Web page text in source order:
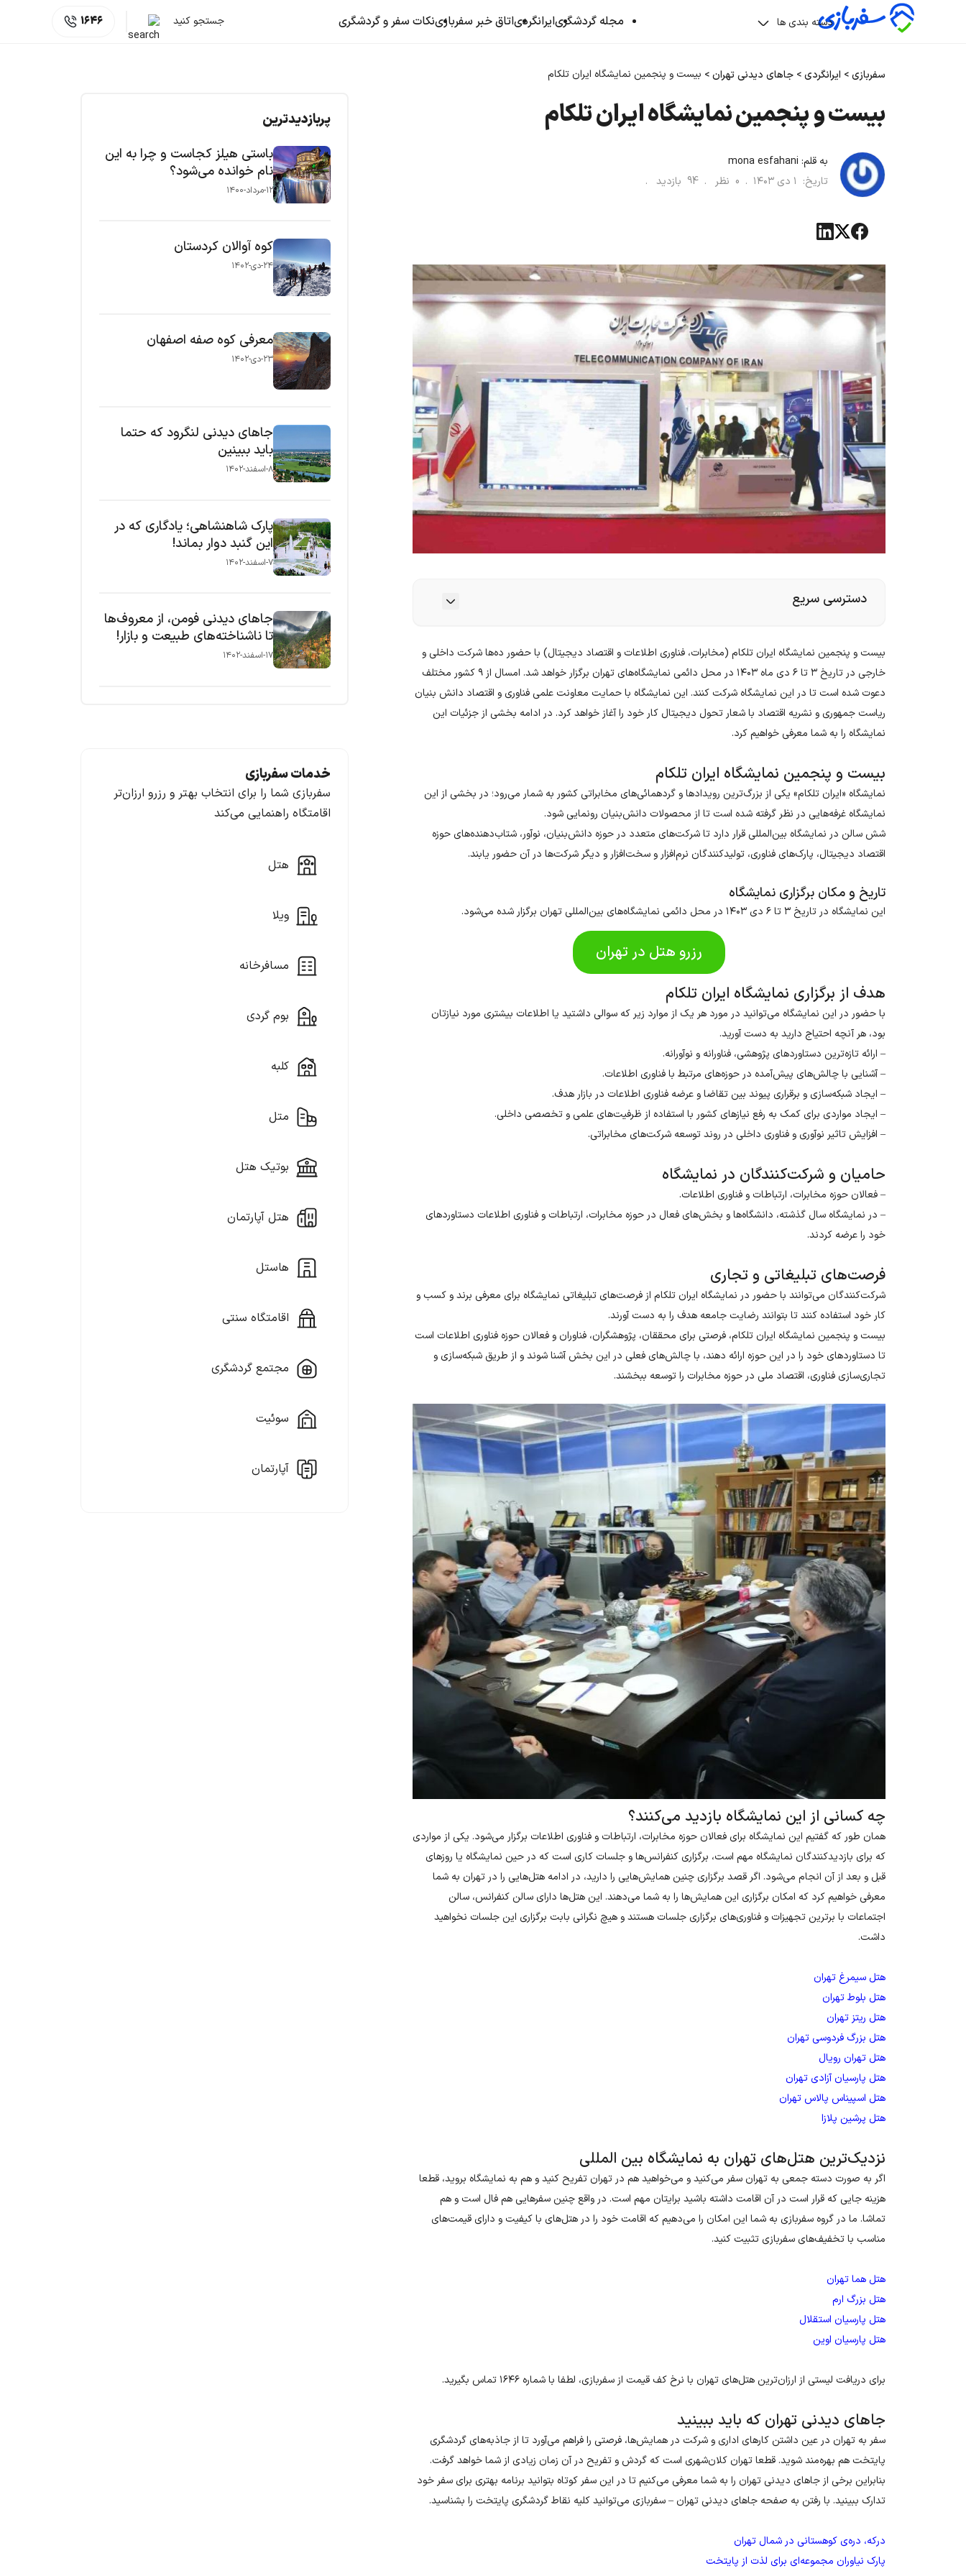
دسته بندی ها مجله گردشگریایرانگردیاتاق خبر سفربازینکات سفر و گردشگری جستجو کنید 1646
سفربازی> ایرانگردی> جاهای دیدنی تهران> بیست و پنجمین نمایشگاه ایران تلکام
بیست و پنجمین نمایشگاه ایران تلکام
به قلم: mona esfahani
تاریخ: ۱ دی ۱۴۰۳ .
0 نظر . 94 بازدید .
دسترسی سریع
بیست و پنجمین نمایشگاه ایران تلکام (مخابرات، فناوری اطلاعات و اقتصاد دیجیتال) با حضور ده‌ها شرکت‌ داخلی و
خارجی در تاریخ ۳ تا ۶ دی ماه ۱۴۰۳ در محل دائمی نمایشگاه‌های تهران برگزار خواهد شد. امسال از ۹ کشور مختلف
دعوت شده است تا در این نمایشگاه شرکت کنند. این نمایشگاه با حمایت معاونت علمی فناوری و اقتصاد دانش بنیان
ریاست جمهوری و نشریه اقتصاد با شعار تحول دیجیتال کار خود را آغاز خواهد کرد. در ادامه بخشی از جزئیات این
نمایشگاه را به شما معرفی خواهیم کرد.
بیست و پنجمین نمایشگاه ایران تلکام
نمایشگاه «ایران تلکام» یکی از بزرگ‌ترین رویدادها و گردهمائی‌های مخابراتی کشور به شمار می‌رود؛ در بخشی از این
نمایشگاه غرفه‌هایی در نظر گرفته شده است تا از محصولات دانش‌بنیان رونمایی شود.
شش سالن در نمایشگاه بین‌المللی قرار دارد تا شرکت‌های متعدد در حوزه دانش‌بنیان، نوآور، شتاب‌دهنده‌های حوزه
اقتصاد دیجیتال، پارک‌های فناوری، تولیدکنندگان نرم‌افزار و سخت‌افزار و دیگر شرکت‌ها در آن حضور یابند.
تاریخ و مکان برگزاری نمایشگاه
این نمایشگاه در تاریخ ۳ تا ۶ دی ۱۴۰۳ در محل دائمی نمایشگاه‌های بین‌المللی تهران برگزار شده می‌شود.
رزرو هتل در تهران
هدف از برگزاری نمایشگاه ایران تلکام
با حضور در این نمایشگاه می‌توانید در مورد هر یک از موارد زیر که سوالی داشتید یا اطلاعات بیشتری مورد نیازتان
بود، هر آنچه احتیاج دارید به دست آورید.
– ارائه تازه‌ترین دستاوردهای پژوهشی، فناورانه و نوآورانه.
– آشنایی با چالش‌های پیش‌آمده در حوزه‌های مرتبط با فناوری اطلاعات.
– ایجاد شبکه‌سازی و برقراری پیوند بین تقاضا و عرضه فناوری اطلاعات در بازار هدف.
– ایجاد مواردی برای کمک به رفع نیازهای کشور با استفاده از ظرفیت‌های علمی و تخصصی داخلی.
– افزایش تاثیر نوآوری و فناوری داخلی در روند توسعه شرکت‌های مخابراتی.
حامیان و شرکت‌کنندگان در نمایشگاه
– فعالان حوزه مخابرات، ارتباطات و فناوری اطلاعات.
– در نمایشگاه سال گذشته، دانشگاه‌ها و بخش‌های فعال در حوزه مخابرات، ارتباطات و فناوری اطلاعات دستاوردهای
خود را عرضه کردند.
فرصت‌های تبلیغاتی و تجاری
شرکت‌کنندگان می‌توانند با حضور در نمایشگاه ایران تلکام از فرصت‌های تبلیغاتی نمایشگاه برای معرفی برند و کسب و
کار خود استفاده کنند تا بتوانند رضایت جامعه هدف را به دست آورند.
بیست و پنجمین نمایشگاه ایران تلکام، فرصتی برای محققان، پژوهشگران، فناوران و فعالان حوزه فناوری اطلاعات است
تا دستاوردهای خود را در این حوزه ارائه دهند، با چالش‌های فعلی در این بخش آشنا شوند و از طریق شبکه‌سازی و
تجاری‌سازی فناوری، اقتصاد ملی در حوزه مخابرات را توسعه ببخشند.
چه کسانی از این نمایشگاه بازدید می‌کنند؟
همان طور که گفتیم این نمایشگاه برای فعالان حوزه مخابرات، ارتباطات و فناوری اطلاعات برگزار می‌شود. یکی از مواردی
که برای بازدیدکنندگان نمایشگاه مهم است، برگزاری کنفرانس‌ها و جلسات کاری است که در حین نمایشگاه یا روزهای
قبل و بعد از آن انجام می‌شود. اگر قصد برگزاری چنین همایش‌هایی را دارید، در ادامه هتل‌هایی را در تهران به شما
معرفی خواهیم کرد که امکان برگزاری این همایش‌ها را به شما می‌دهند. این هتل‌ها دارای سالن کنفرانس، سالن
اجتماعات با برترین تجهیزات و فناوری‌های برگزاری جلسات هستند و هیچ نگرانی بابت برگزاری این جلسات نخواهید
داشت.
هتل سیمرغ تهران
هتل بلوط تهران
هتل ریتز تهران
هتل بزرگ فردوسی تهران
هتل تهران رویال
هتل پارسیان آزادی تهران
هتل اسپیناس پالاس تهران
هتل پرشین پلازا
نزدیک‌ترین هتل‌های تهران به نمایشگاه بین المللی
اگر به صورت دسته جمعی به تهران سفر می‌کنید و می‌خواهید هم در تهران تفریح کنید و هم به نمایشگاه بروید، قطعا
هزینه جایی که قرار است در آن اقامت داشته باشید برایتان مهم است. در واقع چنین سفرهایی هم فال است و هم
تماشا. ما در گروه سفربازی به شما این امکان را می‌دهیم که اقامت خود را در هتل‌های با کیفیت و دارای قیمت‌های
مناسب با تخفیف‌های سفربازی تثبیت کنید.
هتل هما تهران
هتل بزرگ ارم
هتل پارسیان استقلال
هتل پارسیان اوین
برای دریافت لیستی از ارزان‌ترین هتل‌های تهران با نرخ کف قیمت از سفربازی، لطفا با شماره ۱۶۴۶ تماس بگیرید.
جاهای دیدنی تهران که باید ببینید
سفر به تهران در عین داشتن کارهای اداری و شرکت در همایش‌ها، فرصتی را فراهم می‌آورد تا از جاذبه‌های گردشگری
پایتخت هم بهره‌مند شوید. قطعا تهران کلان‌شهری است که گردش و تفریح در آن زمان زیادی از شما خواهد گرفت.
بنابراین برخی از جاهای دیدنی تهران را به شما معرفی می‌کنیم تا در این سفر کوتاه بتوانید برنامه بهتری برای سفر خود
تدارک ببینید. با رفتن به صفحه جاهای دیدنی تهران – سفربازی می‌توانید کلیه نقاط گردشگری پایتخت را بشناسید.
درکه، دره‌‌ی کوهستانی در شمال تهران
پارک نیاوران مجموعه‌ای برای لذت از پایتخت
پربازدیدترین
باستی هیلز کجاست و چرا به این
نام خوانده می‌شود؟
۱۲-مرداد-۱۴۰۰
کوه آوالان کردستان
۲۴-دی-۱۴۰۲
معرفی کوه صفه اصفهان
۲۳-دی-۱۴۰۲
جاهای دیدنی لنگرود که حتما
باید ببینین
۸-اسفند-۱۴۰۲
پارک شاهنشاهی؛ یادگاری که در
این گنبد دوار بماند!
۷-اسفند-۱۴۰۲
جاهای دیدنی فومن، از معروف‌ها
تا ناشناخته‌های طبیعت و بازار!
۱۷-اسفند-۱۴۰۲
خدمات سفربازی
سفربازی شما را برای انتخاب بهتر و رزرو ارزان‌تر
اقامتگاه راهنمایی می‌کند
هتل
ویلا
مسافرخانه
بوم گردی
کلبه
متل
بوتیک هتل
هتل آپارتمان
هاستل
اقامتگاه سنتی
مجتمع گردشگری
سوئیت
آپارتمان